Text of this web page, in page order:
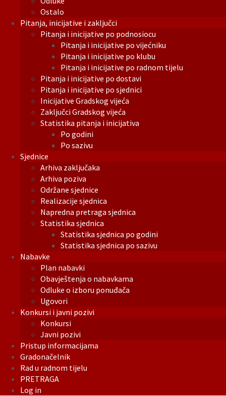
Ostalo
Pitanja, inicijative i zaključci
Pitanja i inicijative po podnosiocu
Pitanja i inicijative po vijećniku
Pitanja i inicijative po klubu
Pitanja i inicijative po radnom tijelu
Pitanja i inicijative po dostavi
Pitanja i inicijative po sjednici
Inicijative Gradskog vijeća
Zaključci Gradskog vijeća
Statistika pitanja i inicijativa
Po godini
Po sazivu
Sjednice
Arhiva zaključaka
Arhiva poziva
Održane sjednice
Realizacije sjednica
Napredna pretraga sjednica
Statistika sjednica
Statistika sjednica po godini
Statistika sjednica po sazivu
Nabavke
Plan nabavki
Obavještenja o nabavkama
Odluke o izboru ponuđača
Ugovori
Konkursi i javni pozivi
Konkursi
Javni pozivi
Pristup informacijama
Gradonačelnik
Rad u radnom tijelu
PRETRAGA
Log in